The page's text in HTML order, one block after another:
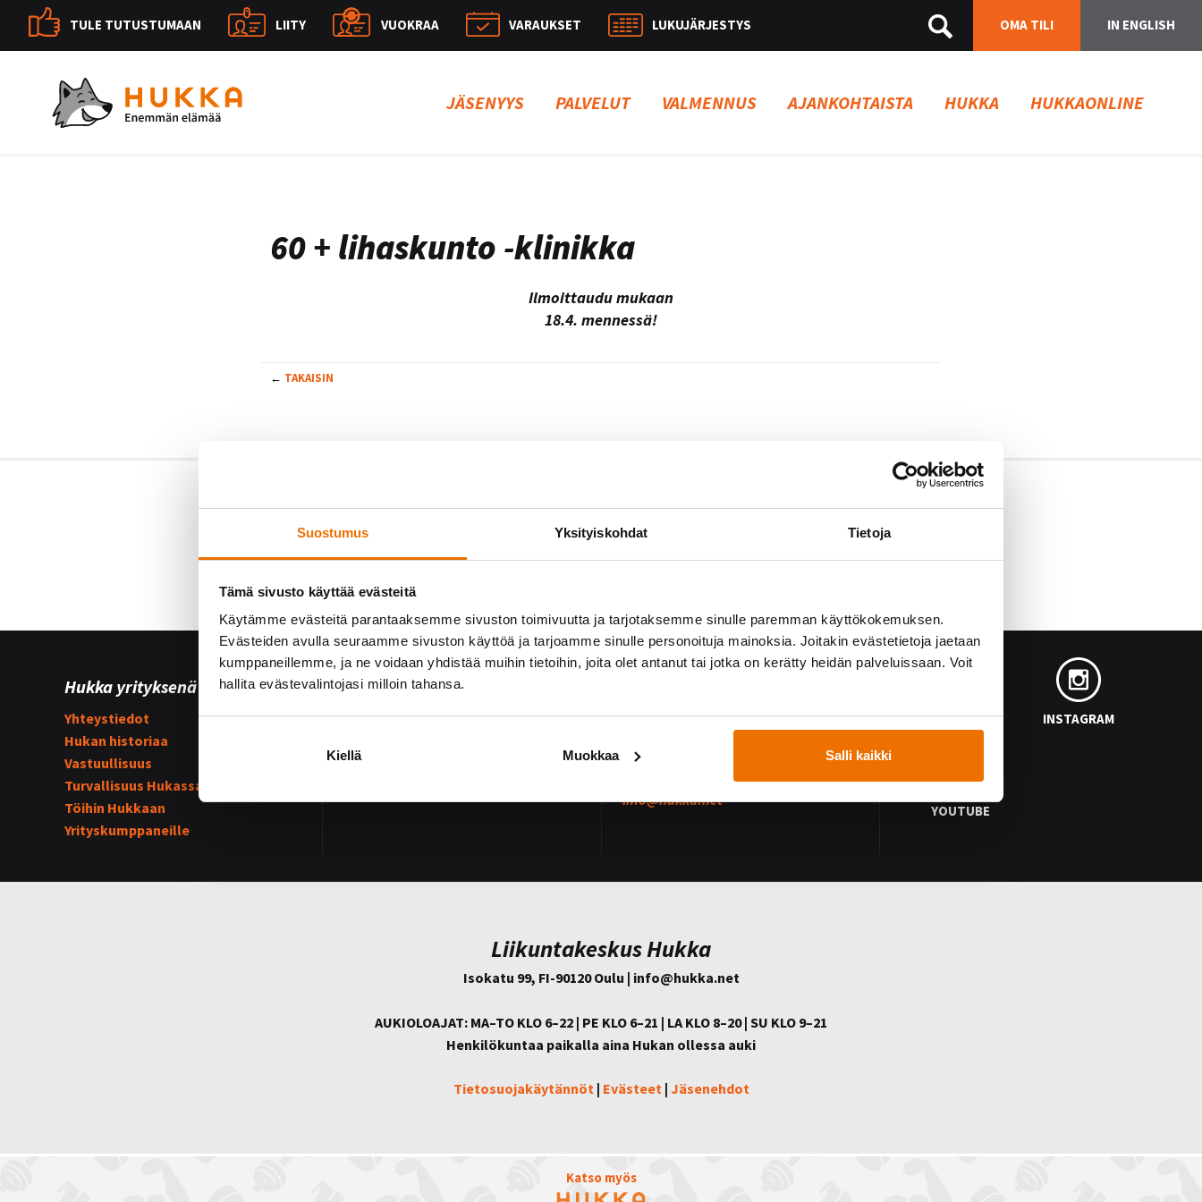
Suostumus Yksityiskohdat Tietoja
Tämä sivusto käyttää evästeitä
Käytämme evästeitä parantaaksemme sivuston toimivuutta ja tarjotaksemme sinulle paremman käyttökokemuksen.
Evästeiden avulla seuraamme sivuston käyttöä ja tarjoamme sinulle personoituja mainoksia. Joitakin evästetietoja jaetaan
kumppaneillemme, ja ne voidaan yhdistää muihin tietoihin, joita olet antanut tai jotka on kerätty heidän palveluissaan. Voit
hallita evästevalintojasi milloin tahansa.
Kiellä Muokkaa Salli kaikki
TULE TUTUSTUMAAN LIITY VUOKRAA VARAUKSET LUKUJÄRJESTYS OMA TILI IN ENGLISH
JÄSENYYS PALVELUT VALMENNUS AJANKOHTAISTA HUKKA HUKKAONLINE
60 + lihaskunto -klinikka
Ilmoittaudu mukaan
18.4. mennessä!
← TAKAISIN
Hukka yrityksenä
Yhteystiedot
Hukan historiaa
Vastuullisuus
Turvallisuus Hukassa
Töihin Hukkaan
Yrityskumppaneille
Yhteistyössä
Hukka suosittelee!
Hukka-joukkue
Hukan lehdistöpaketti
Palautetta?
info@hukka.net
FACEBOOK INSTAGRAM
YOUTUBE
Liikuntakeskus Hukka
Isokatu 99, FI-90120 Oulu | info@hukka.net
AUKIOLOAJAT: MA–TO KLO 6–22 | PE KLO 6–21 | LA KLO 8–20 | SU KLO 9–21
Henkilökuntaa paikalla aina Hukan ollessa auki
Tietosuojakäytännöt | Evästeet | Jäsenehdot
Katso myös